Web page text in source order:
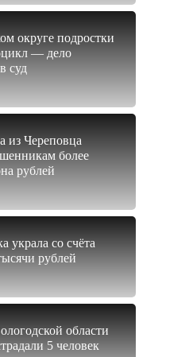
округе подростки
— дело
суд
из Череповца
более
рублей
украла со счёта
рублей
области
5 человек